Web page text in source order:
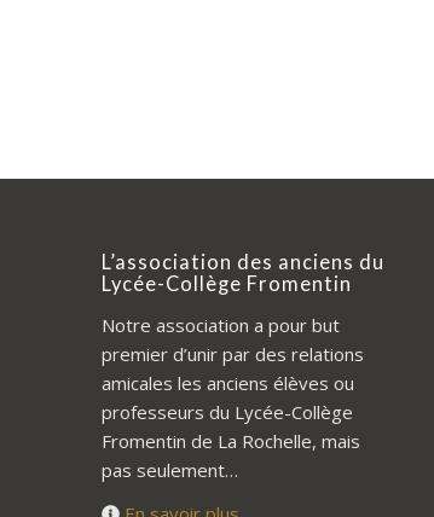
L’association des anciens du
Lycée-Collège Fromentin
Notre association a pour but
premier d’unir par des relations
amicales les anciens élèves ou
professeurs du Lycée-Collège
Fromentin de La Rochelle, mais
pas seulement…